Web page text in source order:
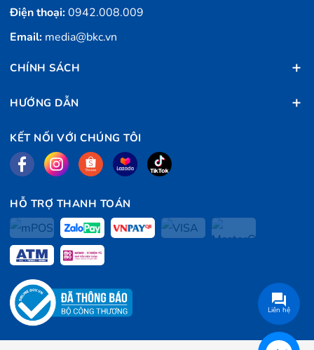
sóng có hiệu suất ổn định, cho phép nhiều thiết bị kết nối cũng
một lúc, độ bảo mật cũng được chú trọng. Có thể nói đây là một
người dùng.
Thông số kỹ thuật
Model
Điện thoại:0942.008.009
Email: media@bkc.vn
CHÍNH SÁCH
HƯỚNG DẪN
KẾT NỐI VỚI CHÚNG TÔI
HỖ TRỢ THANH TOÁN
Liên hệ